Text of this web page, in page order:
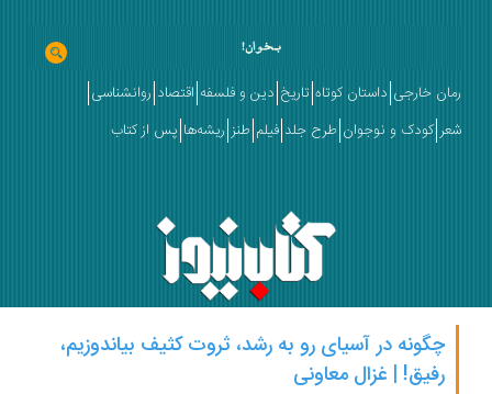
خارجی داستان کوتاه تاریخ دین و فلسفه اقتصاد روانشناسی
کودک و نوجوان طرح جلد فیلم طنز ریشه‌ها پس از کتاب
چگونه در آسیای رو به رشد، ثروت کثیف بیاندوزیم،
رفیق! | غزال معاونی